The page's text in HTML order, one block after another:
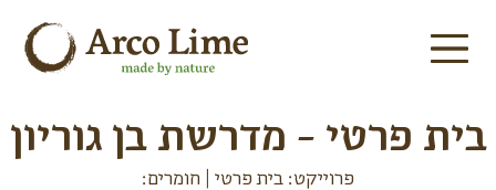
בית פרטי - מדרשת בן גוריון
פרוייקט: בית פרטי | חומרים: